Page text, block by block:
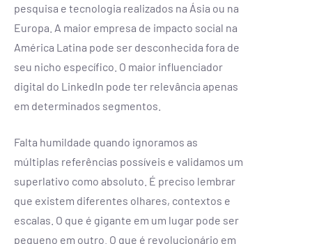
pesquisa e tecnologia realizados na Ásia ou na
Europa. A maior empresa de impacto social na
América Latina pode ser desconhecida fora de
seu nicho específico. O maior influenciador
digital do LinkedIn pode ter relevância apenas
em determinados segmentos.
Falta humildade quando ignoramos as
múltiplas referências possíveis e validamos um
superlativo como absoluto. É preciso lembrar
que existem diferentes olhares, contextos e
escalas. O que é gigante em um lugar pode ser
pequeno em outro. O que é revolucionário em